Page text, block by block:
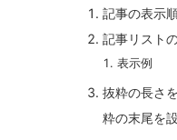
記事の表示
記事リスト
表示例
抜粋の長さ
粋の末尾を